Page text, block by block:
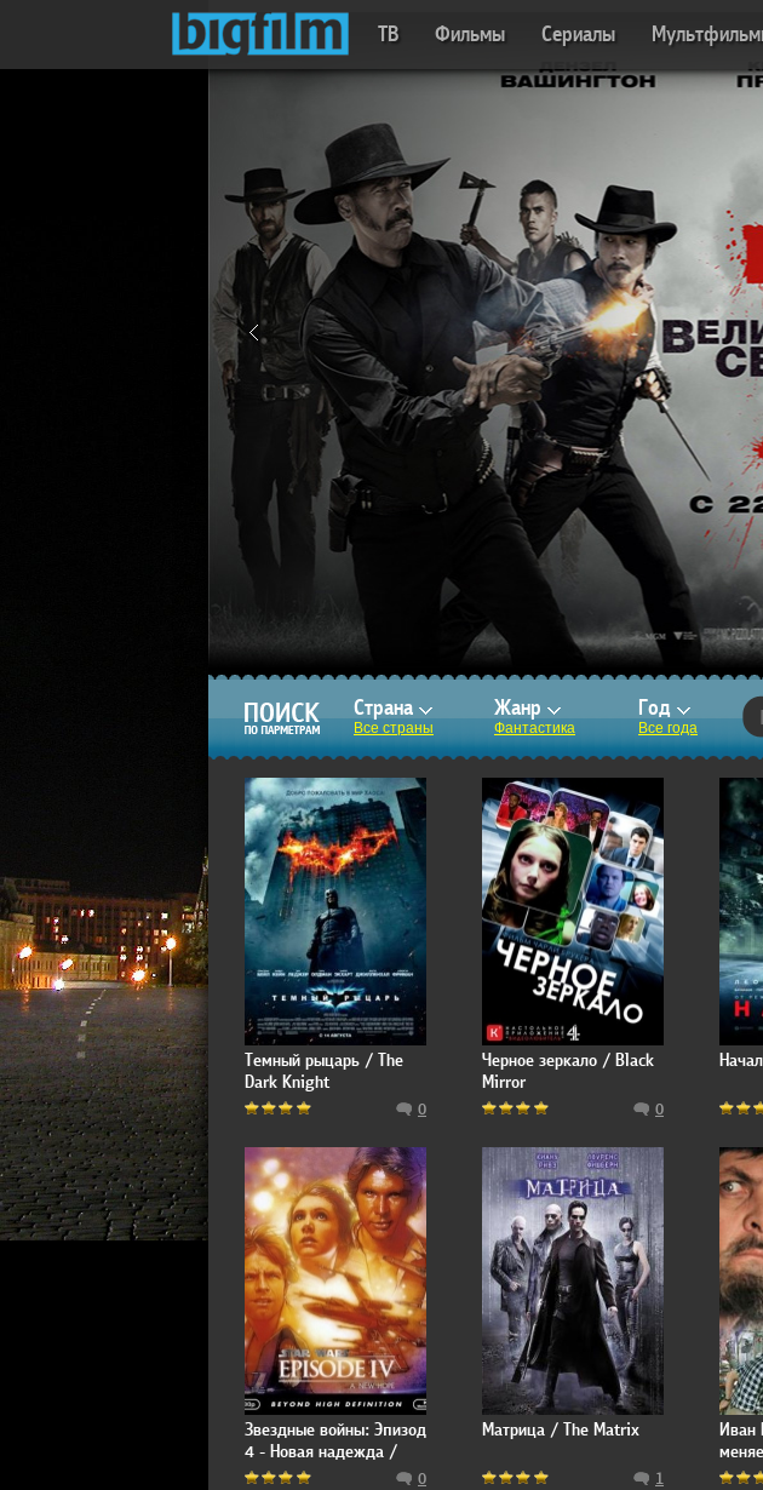
ТВ Фильмы Сериалы
Страна
Все страны
Жанр
Фантастика
Год
Все года
Темный рыцарь / The
Dark Knight
0
Черное зеркало / Black
Mirror
0
Звездные войны: Эпизод
4 - Новая надежда /
Star Wars: Episode IV - A0
Матрица / The Matrix
1
Иван